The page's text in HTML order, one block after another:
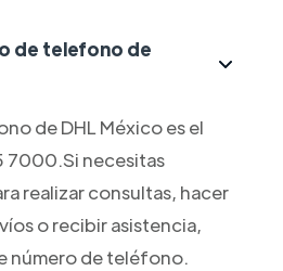
de telefono de
de DHL México es el
7000.Si necesitas
realizar consultas, hacer
o recibir asistencia,
número de teléfono.